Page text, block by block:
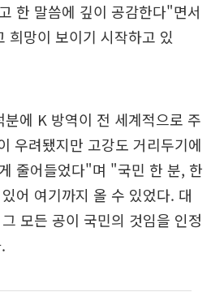
한 말씀에 깊이 공감한다"면서
희망이 보이기 시작하고 있
에 K 방역이 전 세계적으로 주
우려됐지만 고강도 거리두기에
줄어들었다"며 "국민 한 분, 한
어 여기까지 올 수 있었다. 대
모든 공이 국민의 것임을 인정